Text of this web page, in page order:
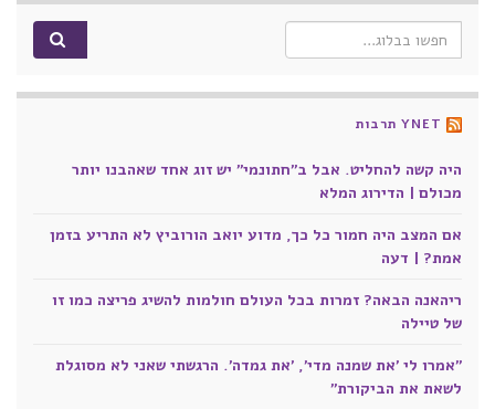
Search for:
YNET תרבות
היה קשה להחליט. אבל ב"חתונמי" יש זוג אחד שאהבנו יותר
מכולם | הדירוג המלא
אם המצב היה חמור כל כך, מדוע יואב הורוביץ לא התריע בזמן
אמת? | דעה
ריהאנה הבאה? זמרות בכל העולם חולמות להשיג פריצה כמו זו
של טיילה
"אמרו לי 'את שמנה מדי', 'את גמדה'. הרגשתי שאני לא מסוגלת
לשאת את הביקורת"